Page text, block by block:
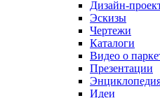
Дизайн-
Эскизы
Чертежи
Каталоги
Видео о
Презентации
Идеи